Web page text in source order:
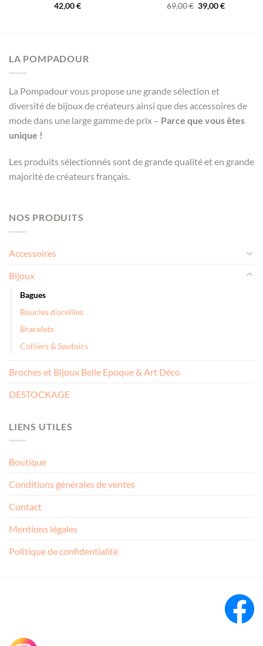
42,00€ 69,00€ Le
prix
39,00€Le
LA POMPADOUR
La Pompadour vous propose une grande sélection et
diversité de bijoux de créateurs ainsi que des accessoires de
mode dans une large gamme de prix – Parce que vous êtes
unique !
Les produits sélectionnés sont de grande qualité et en grande
majorité de créateurs français.
NOS PRODUITS
Accessoires
Bijoux
Bagues
Boucles d'oreilles
Bracelets
Colliers & Sautoirs
Broches et Bijoux Belle Epoque & Art Déco
DESTOCKAGE
LIENS UTILES
Boutique
Conditions générales de ventes
Contact
Mentions légales
Politique de confidentialité